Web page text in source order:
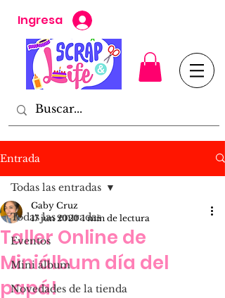
Ingresa
Entrada
Todas las entradas
Eventos
Mini álbum
Novedades de la tienda
Todas las entradas
Taller Online de
Miniálbum día del
papá!
Gaby Cruz
17 jun 2020 1 min de lectura